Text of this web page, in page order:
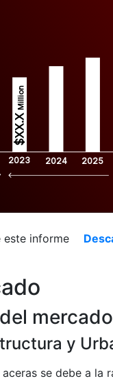
2023 2024 2025
$XX.X
Million
este informe
mercado
y
se debe a la